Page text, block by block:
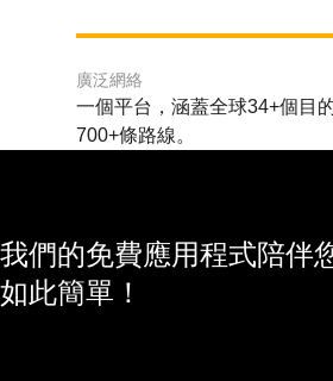
廣泛網絡
一個平台，涵蓋全球34+個目
700+條路線。
我們的免費應用程式陪伴
如此簡單！